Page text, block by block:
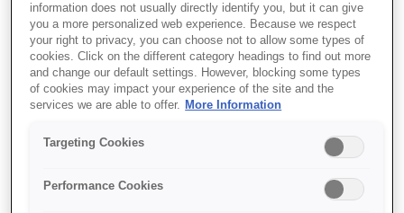
demand.
Rugged industrial design
High-quality colour labels
Fast print speeds
information does not usually directly identify you, but it can give
you a more personalized web experience. Because we respect
your right to privacy, you can choose not to allow some types of
cookies. Click on the different category headings to find out more
and change our default settings. However, blocking some types
of cookies may impact your experience of the site and the
services we are able to offer.
More Information
Targeting Cookies
Performance Cookies